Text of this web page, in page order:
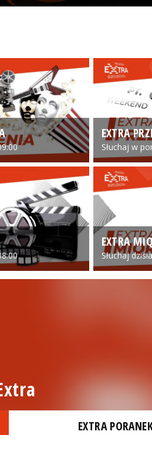
EXTRA
Słuchaj w
EXTRA
Słuchaj
EXTRA